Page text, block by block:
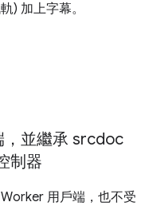
) 加上字幕。
，並繼承 srcdoc
制器
用戶端，也不受